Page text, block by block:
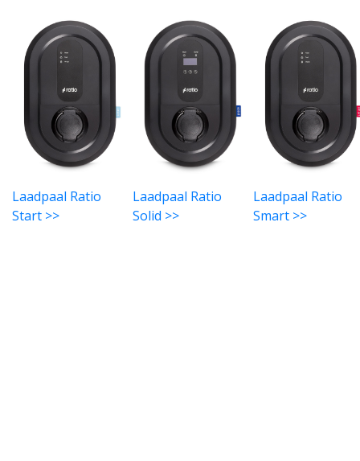
Laadpaal Ratio
Start >>
Laadpaal Ratio
Solid >>
Laadpaal Ratio
Smart >>